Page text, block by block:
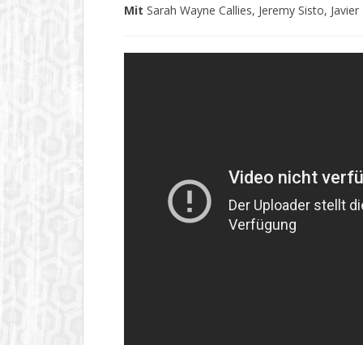
Mit Sarah Wayne Callies, Jeremy Sisto,